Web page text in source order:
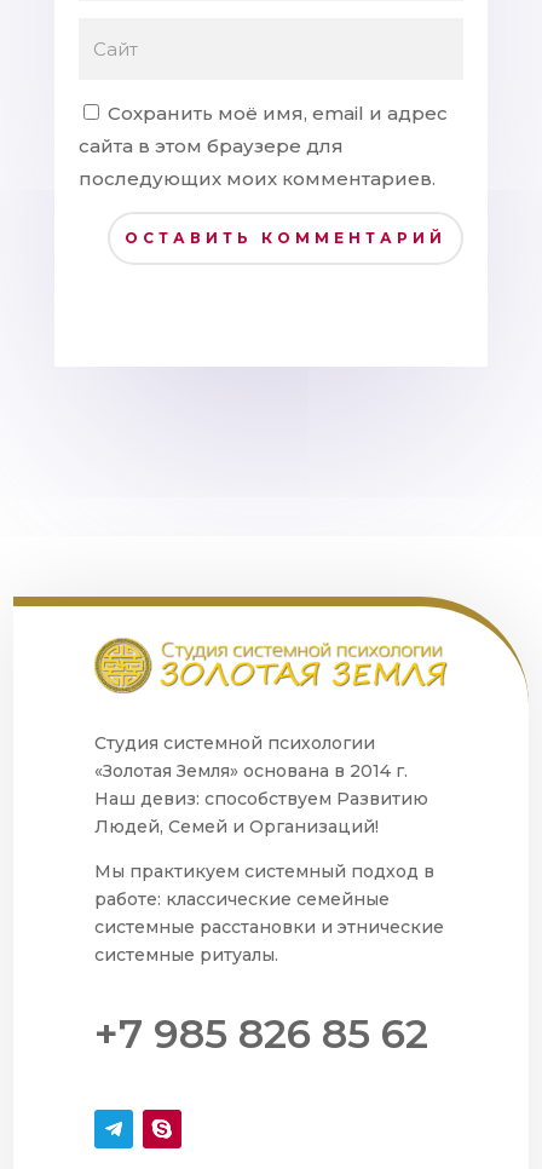
Сохранить моё имя, email и адрес
сайта в этом браузере для
последующих моих комментариев.
ОСТАВИТЬ КОММЕНТАРИЙ
Студия системной психологии
«Золотая Земля» основана в 2014 г.
Наш девиз: способствуем Развитию
Людей, Семей и Организаций!
Мы практикуем системный подход в
работе: классические семейные
системные расстановки и этнические
системные ритуалы.
+7 985 826 85 62